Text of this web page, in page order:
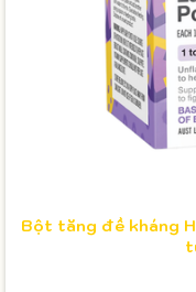
Bột tăng đề kháng